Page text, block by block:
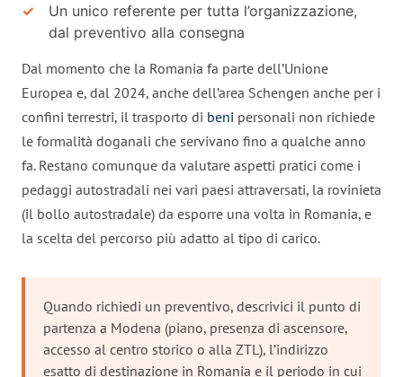
Un unico referente per tutta l’organizzazione,
dal preventivo alla consegna
Dal momento che la Romania fa parte dell’Unione
Europea e, dal 2024, anche dell’area Schengen anche per i
confini terrestri, il trasporto di beni personali non richiede
le formalità doganali che servivano fino a qualche anno
fa. Restano comunque da valutare aspetti pratici come i
pedaggi autostradali nei vari paesi attraversati, la rovinieta
(il bollo autostradale) da esporre una volta in Romania, e
la scelta del percorso più adatto al tipo di carico.
Quando richiedi un preventivo, descrivici il punto di
partenza a Modena (piano, presenza di ascensore,
accesso al centro storico o alla ZTL), l’indirizzo
esatto di destinazione in Romania e il periodo in cui